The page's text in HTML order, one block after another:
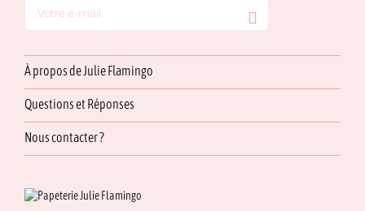
À propos de Julie Flamingo
Questions et Réponses
Nous contacter ?